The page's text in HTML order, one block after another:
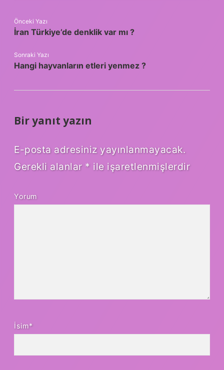
Önceki Yazı
İran Türkiye’de denklik var mı ?
Sonraki Yazı
Hangi hayvanların etleri yenmez ?
Bir yanıt yazın
E-posta adresiniz yayınlanmayacak.
Gerekli alanlar * ile işaretlenmişlerdir
Yorum
İsim*